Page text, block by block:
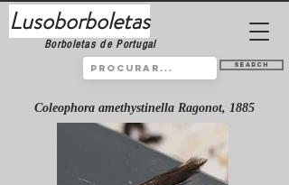
Lusoborboletas
Borboletas de Portugal
Search
Coleophora amethystinella Ragonot, 1885